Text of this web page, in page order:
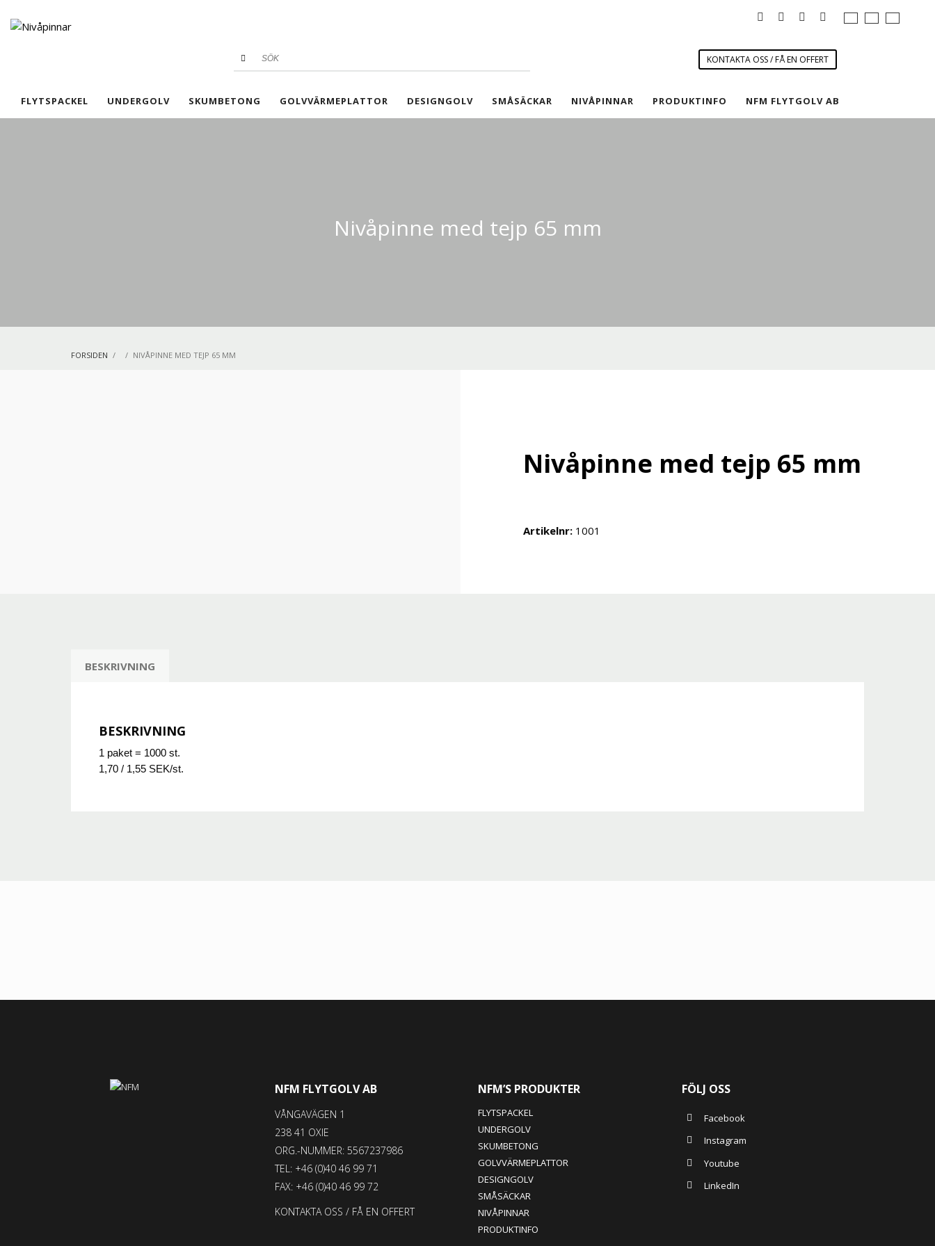
KONTAKTA OSS / FÅ EN OFFERT
FLYTSPACKEL UNDERGOLV SKUMBETONG GOLVVÄRMEPLATTOR DESIGNGOLV SMÅSÄCKAR NIVÅPINNAR PRODUKTINFO NFM FLYTGOLV AB
Nivåpinne med tejp 65 mm
FORSIDEN NIVÅPINNE MED TEJP 65 MM
Nivåpinne med tejp 65 mm
Artikelnr: 1001
BESKRIVNING
BESKRIVNING
1 paket = 1000 st.
1,70 / 1,55 SEK/st.
NFM FLYTGOLV AB
VÅNGAVÄGEN 1
238 41 OXIE
ORG.-NUMMER: 5567237986
TEL: +46 (0)40 46 99 71
FAX: +46 (0)40 46 99 72
KONTAKTA OSS / FÅ EN OFFERT
NFM’S PRODUKTER
FLYTSPACKEL
UNDERGOLV
SKUMBETONG
GOLVVÄRMEPLATTOR
DESIGNGOLV
SMÅSÄCKAR
NIVÅPINNAR
PRODUKTINFO
FÖLJ OSS
Facebook
Instagram
Youtube
LinkedIn